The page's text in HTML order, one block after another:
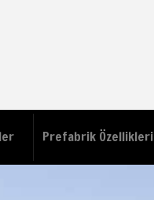
Prefabrik Özellikleri